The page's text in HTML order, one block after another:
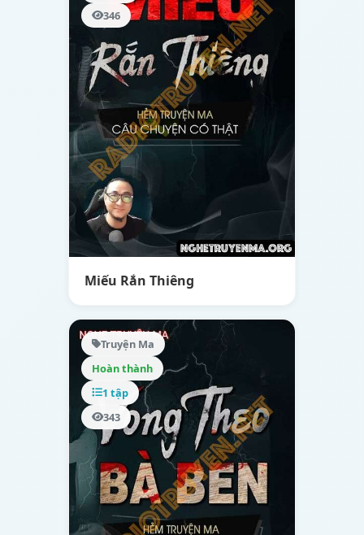
346
Miếu Rắn Thiêng
Truyện Ma
Hoàn thành
1 tập
343